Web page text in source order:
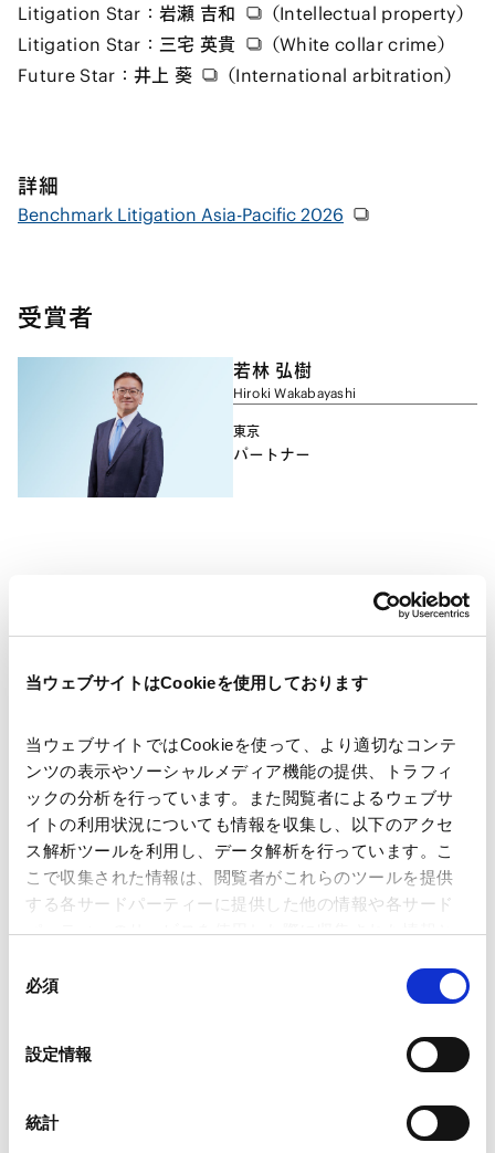
当ウェブサイトはCookieを使用しております
当ウェブサイトではCookieを使って、より適切なコンテ
ンツの表示やソーシャルメディア機能の提供、トラフィ
ックの分析を行っています。また閲覧者によるウェブサ
イトの利用状況についても情報を収集し、以下のアクセ
ス解析ツールを利用し、データ解析を行っています。こ
こで収集された情報は、閲覧者がこれらのツールを提供
する各サードパーティーに提供した他の情報や各サード
パーティーのサービスを使用した際に収集された情報と
ことがあります。
Google Analytics利用規約（
Marketo
外部サイト）
必須
設定情報
統計
Litigation Star：岩瀬 吉和
（Intellectual property）
Litigation Star：三宅 英貴
（White collar crime）
Future Star： 井上 葵 （International arbitration）
詳細
Benchmark Litigation Asia-Pacific 2026
受賞者
若林 弘樹
Hiroki Wakabayashi
東京
パートナー
監査法人及び事業会社を代理して、取引関係紛争、専門家責任紛
争及び労働関係紛争その他の紛争解決案件を手がけております。
件も取り扱っています。
お問い合わせ More Details
左髙 健一
Kenichi Sadaka
東京
パートナー
主に国内外の訴訟、商事仲裁、その他紛争解決案件を手がける訴
訟弁護士として活躍しています。 国内外の企業の代理人として、
知的財産関連案件（特許権、著作権、著作者人格権、パブリシテ
不動産取引、建築、労働（労働組合との団体交渉、ビザ関連案
件、セクハラ、解雇、労働災害等）、独禁法、経営上の紛争、金
融取引に関する紛争、ＰＬ法、債権回収、相続・遺言、抵当権の
実行、名誉毀損、業務上事故、継続的取引関係の終了、国際貿易
等、幅広い案件に携わってきました。 また、海外の訴訟に関し
ても実務経験があり、日本国内でのディスカバリ手続及び日本企